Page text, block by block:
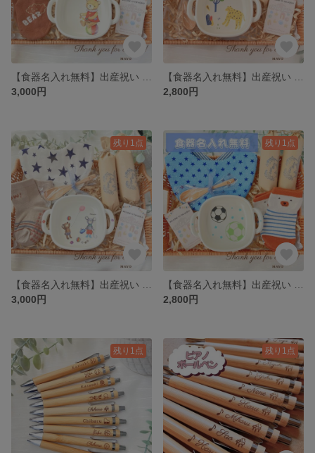
3,000円
2,800円
残り1点
3,000円
残り1点
2,800円
残り1点 残り1点